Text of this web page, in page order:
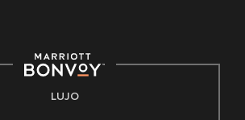
inglés/español
derechos
LUJO